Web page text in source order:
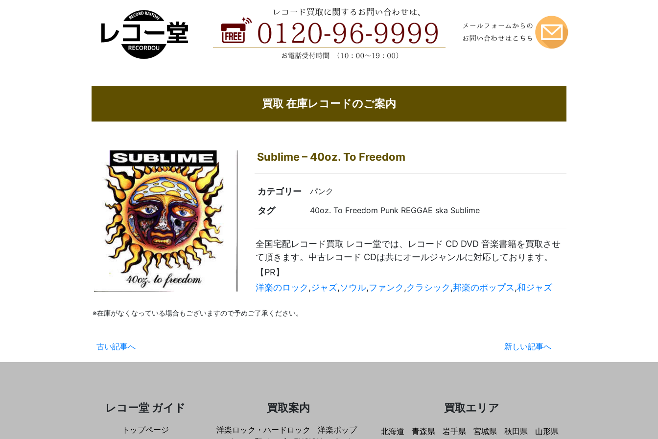
買取 在庫レコードのご案内
Sublime ‎– 40oz. To Freedom
カテゴリー パンク
タグ 40oz. To Freedom Punk REGGAE ska Sublime
全国宅配レコード買取 レコー堂では、レコード CD DVD 音楽書籍を買取させ
て頂きます。中古レコード CDは共にオールジャンルに対応しております。
【PR】
洋楽のロック,ジャズ,ソウル,ファンク,クラシック,邦楽のポップス,和ジャズ
※在庫がなくなっている場合もございますので予めご了承ください。
古い記事へ 新しい記事へ
レコー堂 ガイド
トップページ
買取案内
洋楽ロック・ハードロック
洋楽ポップ
買取エリア
北海道 青森県 岩手県 宮城県 秋田県
山形県